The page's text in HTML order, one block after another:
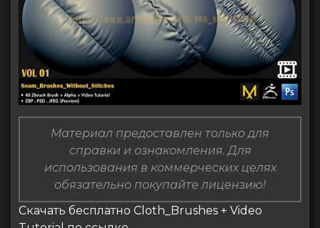
Материал предоставлен только для
справки и ознакомления. Для
использования в коммерческих целях
обязательно покупайте лицензию!
Скачать бесплатно Cloth_Brushes + Video